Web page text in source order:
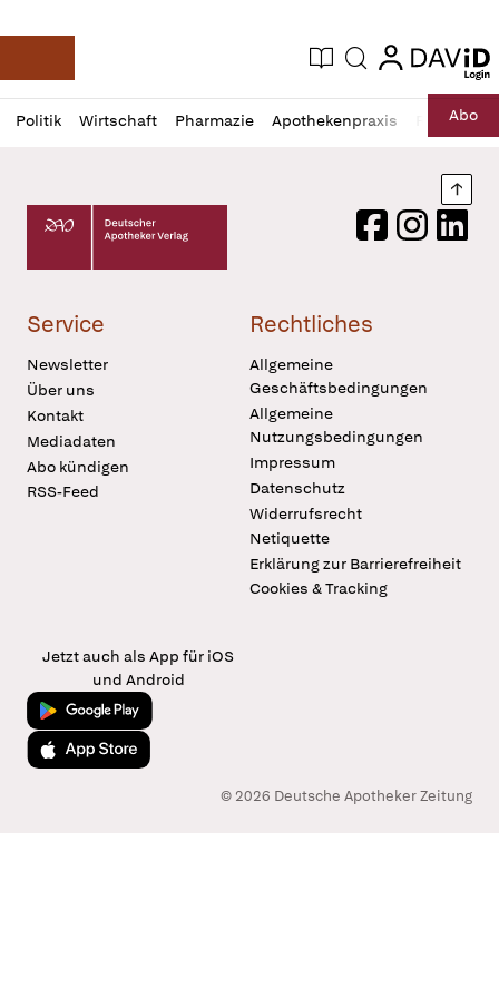
Deutsche Apotheker Zeitung
Aktuelle Ausgabe
Suche login
login
Politik Wirtschaft Pharmazie Apothekenpraxis RechtAbo
Profil
öffnen
Daz
Pur
Deutscher Apotheker Verlag Logo
FacebookInstagram
Service
Newsletter
Über uns
Kontakt
Mediadaten
Abo kündigen
RSS-Feed
Rechtliches
Allgemeine
Geschäftsbedingungen
Allgemeine
Nutzungsbedingungen
Impressum
Datenschutz
Widerrufsrecht
Netiquette
Erklärung zur Barrierefreiheit
Cookies & Tracking
Jetzt auch als App für iOS
und Android
Jetzt bei Google Play
Laden im App Store
© 2026 Deutsche Apotheker Zeitung